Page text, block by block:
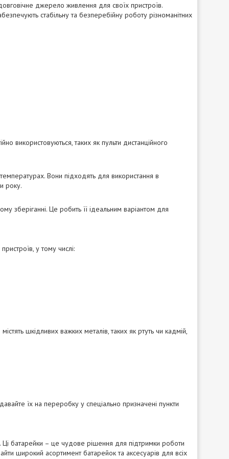
джерело живлення для своїх пристроїв.
стабільну та безперебійну роботу різноманітних
використовуються, таких як пульти дистанційного
Вони підходять для використання в
року.
зберіганні. Це робить її ідеальним варіантом для
у тому числі:
шкідливих важких металів, таких як ртуть чи кадмій,
їх на переробку у спеціально призначені пункти
Ці батарейки – це чудове рішення для підтримки роботи
широкий асортимент батарейок та аксесуарів для всіх